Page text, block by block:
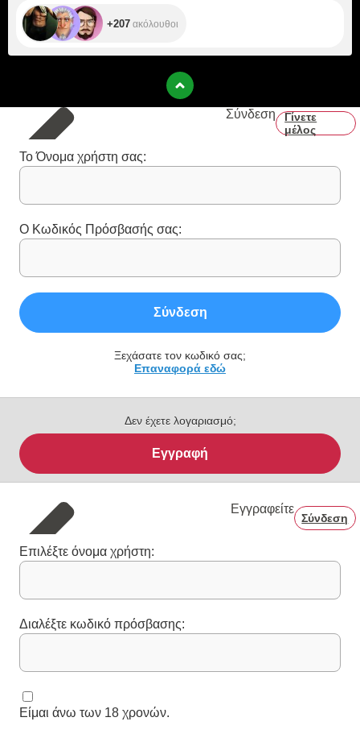
+207 ακόλουθοι
Σύνδεση
Γίνετε
μέλος
Το Όνομα χρήστη σας:
Ο Κωδικός Πρόσβασής σας:
Σύνδεση
Ξεχάσατε τον κωδικό σας;
Επαναφορά εδώ
Δεν έχετε λογαριασμό;
Εγγραφή
Εγγραφείτε
Σύνδεση
Επιλέξτε όνομα χρήστη:
Διαλέξτε κωδικό πρόσβασης:
Είμαι άνω των 18 χρονών.